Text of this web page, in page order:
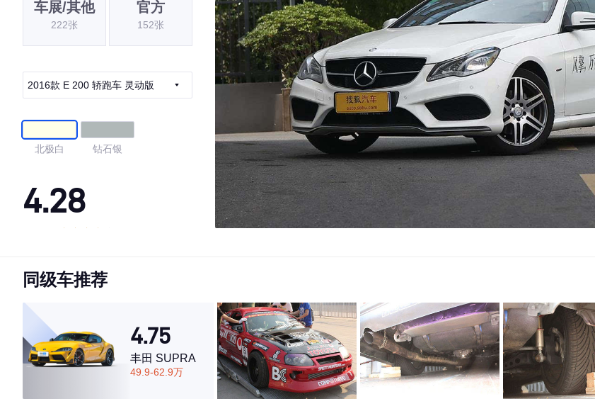
车展/其他
222张
官方
152张
2016款 E 200 轿跑车 灵动版
北极白 钻石银
4.28
·内饰表现较为优秀，优于100%同级车
·空间表现较为优秀，优于89%同级车
同级车推荐
4.75
丰田 SUPRA
49.9-62.9万